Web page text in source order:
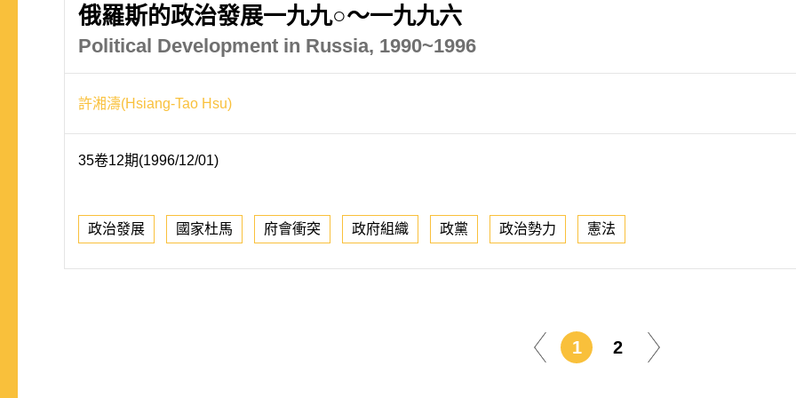
俄羅斯的政治發展一九九○～一九九六
Political Development in Russia, 1990~1996
許湘濤(Hsiang-Tao Hsu)
35卷12期(1996/12/01)
政治發展 國家杜馬 府會衝突 政府組織 政黨 政治勢力 憲法
1 2